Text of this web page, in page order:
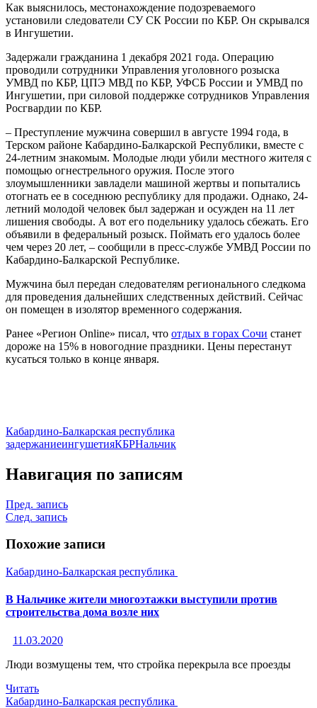
Как выяснилось, местонахождение подозреваемого
установили следователи СУ СК России по КБР. Он скрывался
в Ингушетии.
Задержали гражданина 1 декабря 2021 года. Операцию
проводили сотрудники Управления уголовного розыска
УМВД по КБР, ЦПЭ МВД по КБР, УФСБ России и УМВД по
Ингушетии, при силовой поддержке сотрудников Управления
Росгвардии по КБР.
– Преступление мужчина совершил в августе 1994 года, в
Терском районе Кабардино-Балкарской Республики, вместе с
24-летним знакомым. Молодые люди убили местного жителя с
помощью огнестрельного оружия. После этого
злоумышленники завладели машиной жертвы и попытались
отогнать ее в соседнюю республику для продажи. Однако, 24-
летний молодой человек был задержан и осужден на 11 лет
лишения свободы. А вот его подельнику удалось сбежать. Его
объявили в федеральный розыск. Поймать его удалось более
чем через 20 лет, – сообщили в пресс-службе УМВД России по
Кабардино-Балкарской Республике.
Мужчина был передан следователям регионального следкома
для проведения дальнейших следственных действий. Сейчас
он помещен в изолятор временного содержания.
Ранее «Регион Online» писал, что отдых в горах Сочи станет
дороже на 15% в новогодние праздники. Цены перестанут
кусаться только в конце января.
Кабардино-Балкарская республика
задержаниеингушетияКБРНальчик
Навигация по записям
Пред. запись
След. запись
Похожие записи
Кабардино-Балкарская республика
В Нальчике жители многоэтажки выступили против
строительства дома возле них
11.03.2020
Люди возмущены тем, что стройка перекрыла все проезды
Читать
Кабардино-Балкарская республика